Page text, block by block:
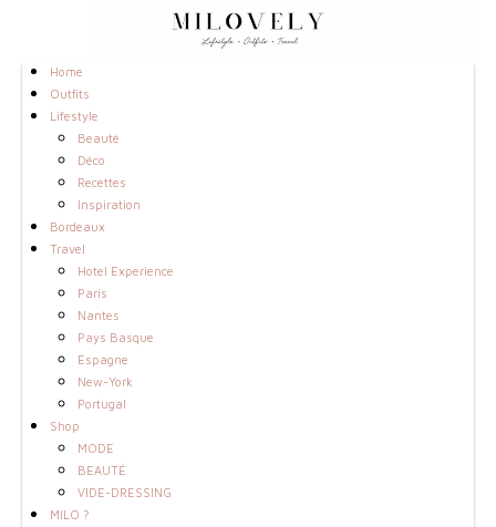
Home
Outfits
Lifestyle
Beauté
Déco
Recettes
Inspiration
Bordeaux
Travel
Hotel Experience
Paris
Nantes
Pays Basque
Espagne
New-York
Portugal
Shop
MODE
BEAUTÉ
VIDE-DRESSING
MILO ?